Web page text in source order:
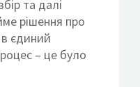
та далі
рішення про
в єдиний
– це було